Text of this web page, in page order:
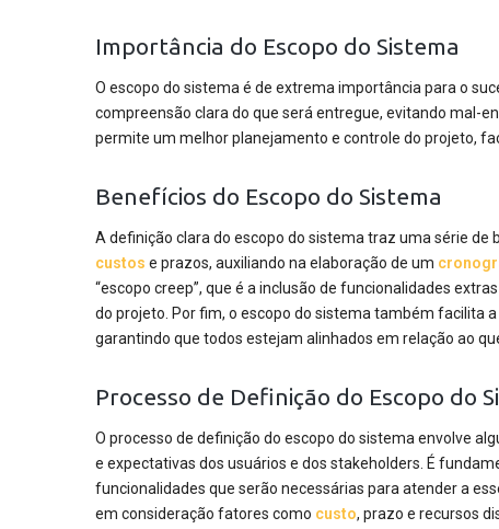
Importância do Escopo do Sistema
O escopo do sistema é de extrema importância para o
compreensão clara do que será entregue, evitando mal-
permite um melhor planejamento e controle do projeto,
Benefícios do Escopo do Sistema
A definição clara do escopo do sistema traz uma série
custos e prazos, auxiliando na elaboração de um
“escopo creep”, que é a inclusão de funcionalidades
do projeto. Por fim, o escopo do sistema também facilita
garantindo que todos estejam alinhados em relação ao
Processo de Definição do Escopo do
O processo de definição do escopo do sistema envolve
e expectativas dos usuários e dos stakeholders. É
funcionalidades que serão necessárias para atender a
em consideração fatores como custo, prazo e recursos